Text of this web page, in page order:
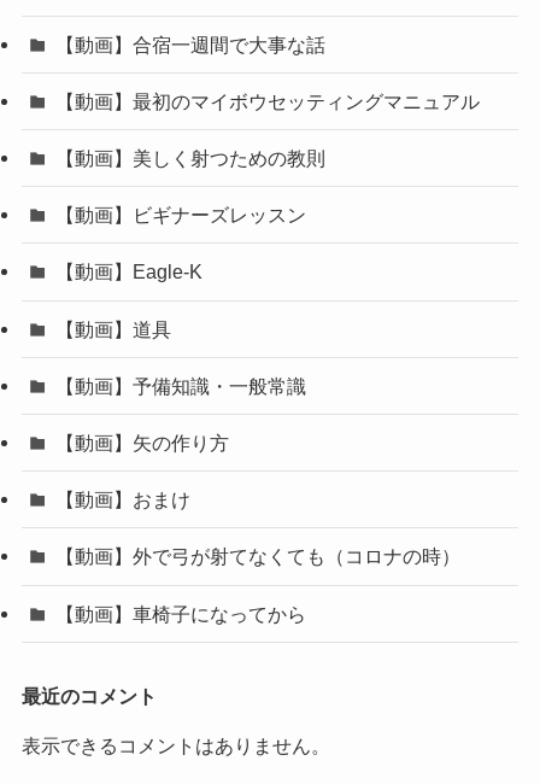
【動画】合宿一週間で大事な話
【動画】最初のマイボウセッティングマニュアル
【動画】美しく射つための教則
【動画】ビギナーズレッスン
【動画】Eagle-K
【動画】道具
【動画】予備知識・一般常識
【動画】矢の作り方
【動画】おまけ
【動画】外で弓が射てなくても（コロナの時）
【動画】車椅子になってから
最近のコメント
表示できるコメントはありません。